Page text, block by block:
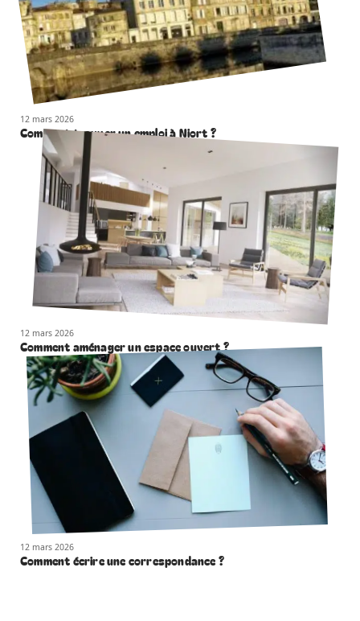
12 mars 2026
Comment trouver un emploi à Niort ?
12 mars 2026
Comment aménager un espace ouvert ?
12 mars 2026
Comment écrire une correspondance ?